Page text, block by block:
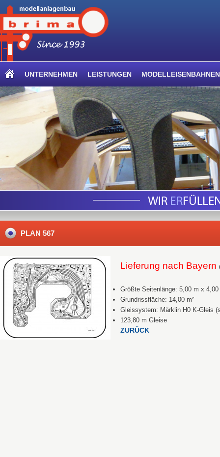
UNTERNEHMEN LEISTUNGEN MODELLEISENBAHNEN
PLAN 567
Lieferung nach Bayern
Größte Seitenlänge: 5,00 m x 4,00
Grundrissfläche: 14,00 m²
Gleissystem: Märklin H0 K-Gleis
123,80 m Gleise
ZURÜCK